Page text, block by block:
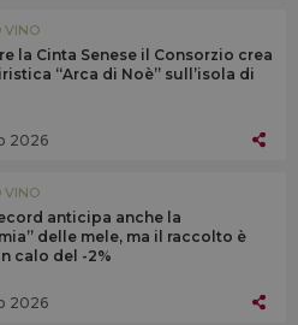
VINO
la Cinta Senese il Consorzio crea
“Arca di Noè” sull’isola di
2026
VINO
anticipa anche la
delle mele, ma il raccolto è
calo del -2%
2026